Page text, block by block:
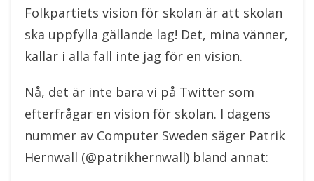
Folkpartiets vision för skolan är att skolan
ska uppfylla gällande lag! Det, mina vänner,
kallar i alla fall inte jag för en vision.
Nå, det är inte bara vi på Twitter som
efterfrågar en vision för skolan. I dagens
nummer av Computer Sweden säger Patrik
Hernwall (@patrikhernwall) bland annat: